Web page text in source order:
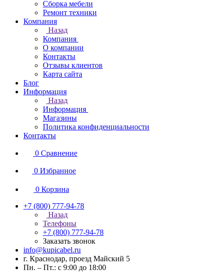
Сборка мебели
Ремонт техники
Компания
Назад
Компания
О компании
Контакты
Отзывы клиентов
Карта сайта
Блог
Информация
Назад
Информация
Магазины
Политика конфиденциальности
Контакты
0 Сравнение
0 Избранное
0 Корзина
+7 (800) 777-94-78
Назад
Телефоны
+7 (800) 777-94-78
Заказать звонок
info@kupicabel.ru
г. Краснодар, проезд Майский 5
Пн. – Пт.: с 9:00 до 18:00